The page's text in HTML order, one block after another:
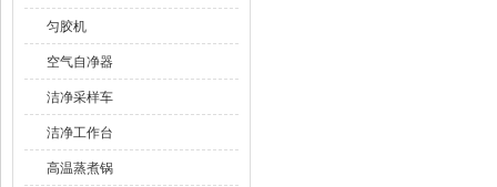
匀胶机
空气自净器
洁净采样车
洁净工作台
高温蒸煮锅